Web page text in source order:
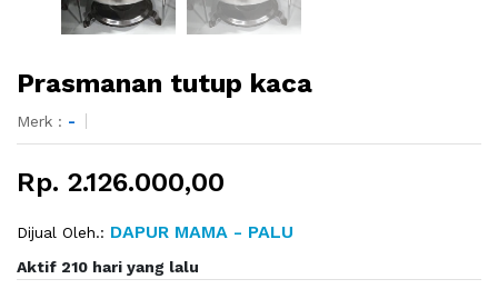
Prasmanan tutup kaca
Merk : -
Rp. 2.126.000,00
Dijual Oleh.: DAPUR MAMA - PALU
Aktif 210 hari yang lalu